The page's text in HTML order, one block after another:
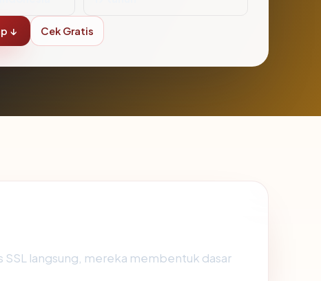
↓ Cek Gratis
langsung, mereka membentuk dasar